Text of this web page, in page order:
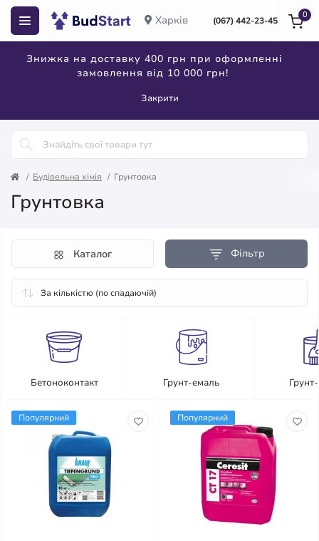
Харків (067) 442-23-45
Знижка на доставку 400 грн при оформленні
замовлення від 10 000 грн!
Закрити
0
Будівельна хімія Грунтовка
Грунтовка
Фільтр
Каталог
Бетоноконтакт Грунт-емаль
Популярний Популярний